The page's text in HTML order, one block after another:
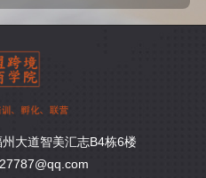
大道智美汇志B4栋6楼